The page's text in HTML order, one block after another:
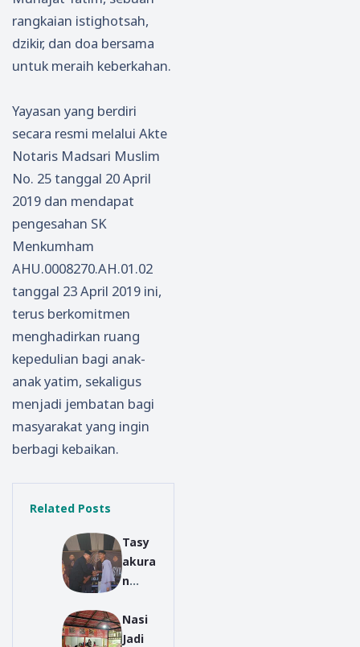
rangkaian istighotsah,
dzikir, dan doa bersama
untuk meraih keberkahan.
Yayasan yang berdiri
secara resmi melalui Akte
Notaris Madsari Muslim
No. 25 tanggal 20 April
2019 dan mendapat
pengesahan SK
Menkumham
AHU.0008270.AH.01.02
tanggal 23 April 2019 ini,
terus berkomitmen
menghadirkan ruang
kepedulian bagi anak-
anak yatim, sekaligus
menjadi jembatan bagi
masyarakat yang ingin
berbagi kebaikan.
Related Posts
Tasy
akura
n
a
Baru
Nasi
Jadi